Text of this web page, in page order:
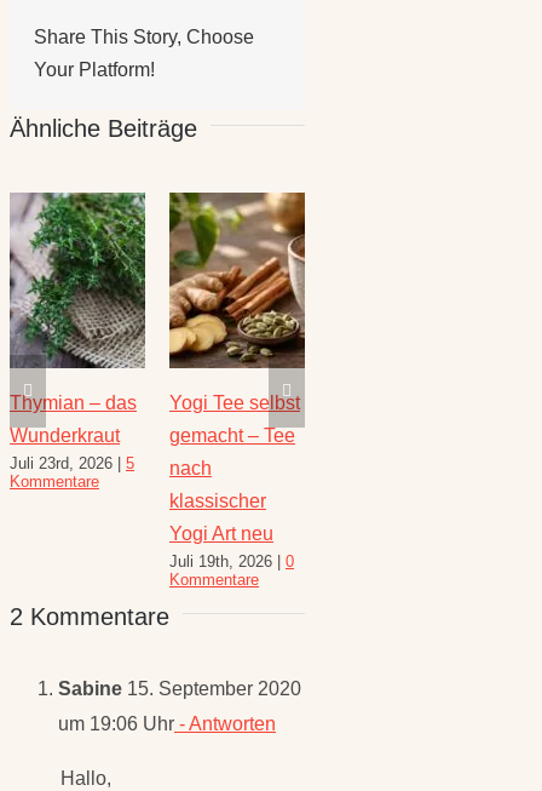
Share This Story, Choose
Your Platform!
Ähnliche Beiträge
Tee selbst
– Tee
Die heilende
Kraft der Minze
Juli 16th, 2026
Kommentar
um 19:06 Uhr- Antworten